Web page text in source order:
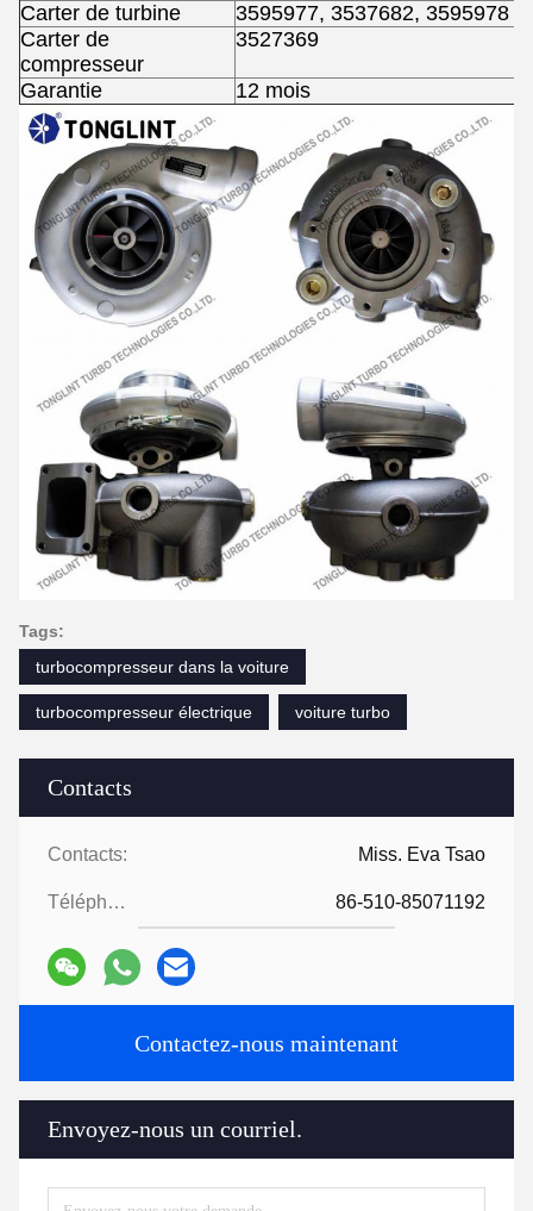
Contacts
Contacts: Miss. Eva Tsao
Téléphone: 86-510-85071192
Contactez-nous maintenant
Envoyez-nous un courriel.
Carter de turbine
3595977, 3537682, 3595978
Carter de
compresseur
3527369
Garantie 12 mois
Tags:
turbocompresseur dans la voiture
turbocompresseur électrique voiture turbo